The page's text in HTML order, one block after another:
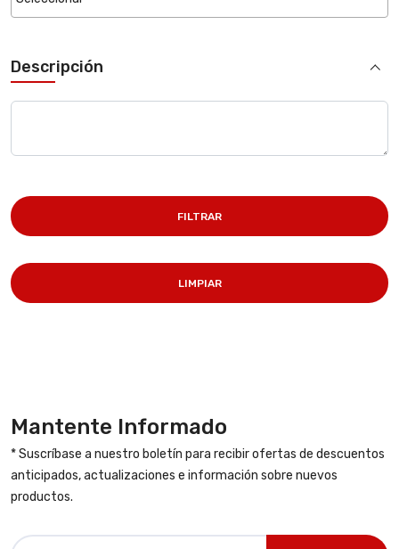
Descripción
FILTRAR
LIMPIAR
Mantente Informado
* Suscríbase a nuestro boletín para recibir ofertas de descuentos
anticipados, actualizaciones e información sobre nuevos
productos.